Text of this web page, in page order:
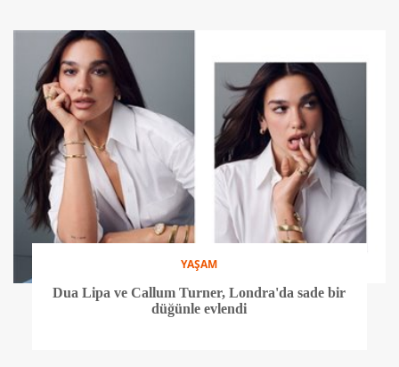
YAŞAM
Dua Lipa ve Callum Turner, Londra'da sade bir
düğünle evlendi